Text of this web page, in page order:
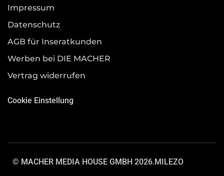
Impressum
Datenschutz
AGB für Inseratkunden
Werben bei DIE MACHER
Vertrag widerrufen
Cookie Einstellung
© MACHER MEDIA HOUSE GMBH 2026.MILEZO